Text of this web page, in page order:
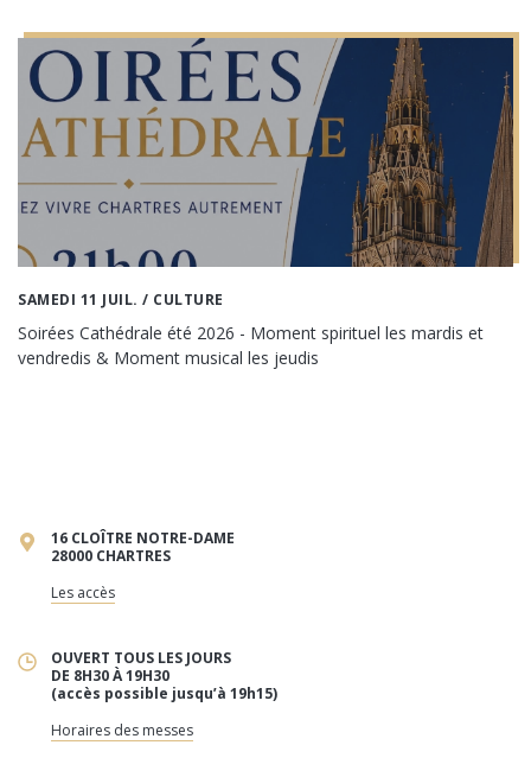
SAMEDI 11 JUIL. / CULTURE
Soirées Cathédrale été 2026 - Moment spirituel les mardis et
vendredis & Moment musical les jeudis
16 CLOÎTRE NOTRE-DAME
28000 CHARTRES
Les accès
OUVERT TOUS LES JOURS
DE 8H30 À 19H30
(accès possible jusqu’à 19h15)
Horaires des messes